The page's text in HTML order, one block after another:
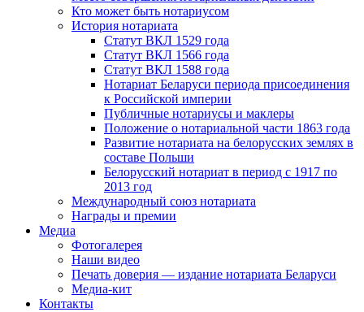
Кто может быть нотариусом
История нотариата
Статут ВКЛ 1529 года
Статут ВКЛ 1566 года
Статут ВКЛ 1588 года
Нотариат Беларуси периода присоединения
к Российской империи
Публичные нотариусы и маклеры
Положение о нотариальной части 1863 года
Развитие нотариата на белорусских землях в
составе Польши
Белорусский нотариат в период с 1917 по
2013 год
Международный союз нотариата
Награды и премии
Медиа
Фотогалерея
Наши видео
Печать доверия — издание нотариата Беларуси
Медиа-кит
Контакты